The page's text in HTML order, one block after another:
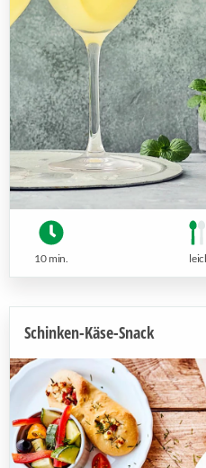
10 min.
Schinken-Käse-Snack